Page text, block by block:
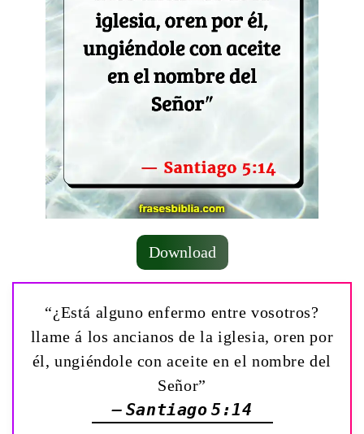
Download
“¿Está alguno enfermo entre vosotros?
llame á los ancianos de la iglesia, oren por
él, ungiéndole con aceite en el nombre del
Señor”
— Santiago 5:14